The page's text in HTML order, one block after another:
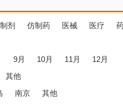
剂 仿制药 医械 医疗
9月 10月 11月
12月
其他
南京
其他